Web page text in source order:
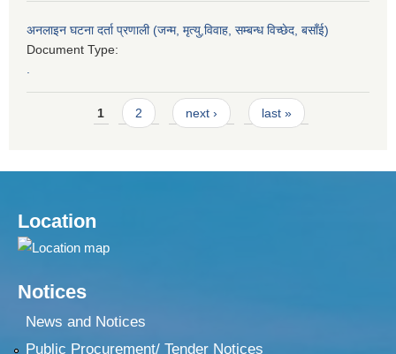
अनलाइन घटना दर्ता प्रणाली (जन्म, मृत्यु,विवाह, सम्बन्ध विच्छेद, बसाँई)
Document Type:
Pages1 2 next › last »
Location
Notices
News and Notices
Public Procurement/ Tender Notices